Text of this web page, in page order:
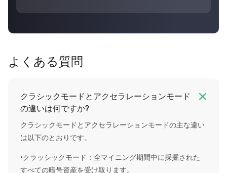
グ プランの収益を見積もることが可能です。
よくある質問
クラシックモードとアクセラレーションモード
の違いは何ですか?

クラシックモードとアクセラレーションモードの主な違い
は以下のとおりです。
•クラッシックモード：全マイニング期間中に採掘された
すべての暗号資産を受け取ります。